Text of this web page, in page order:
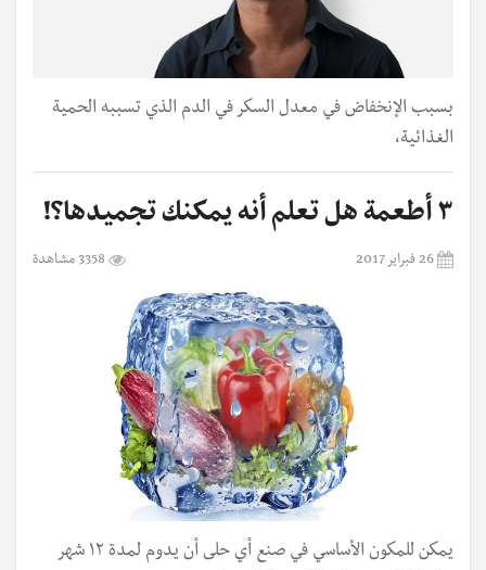
بسبب الإنخفاض في معدل السكر في الدم الذي تسببه الحمية
الغذائية،
٣ أطعمة هل تعلم أنه يمكنك تجميدها؟!
26 فبراير 2017 3358 مشاهدة
يمكن للمكون الأساسي في صنع أي حلى أن يدوم لمدة ١٢ شهر